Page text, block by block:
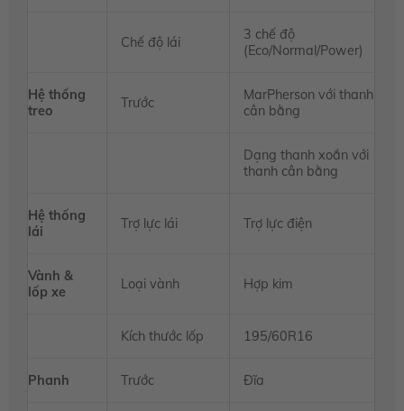
Chế độ lái
3 chế độ
(Eco/Normal/Power)
Hệ thống
treo
Trước
MarPherson với thanh
cân bằng
Dạng thanh xoắn với
thanh cân bằng
Hệ thống
lái
Trợ lực lái Trợ lực điện
Vành &
lốp xe
Loại vành Hợp kim
Kích thước lốp 195/60R16
Phanh Trước Đĩa